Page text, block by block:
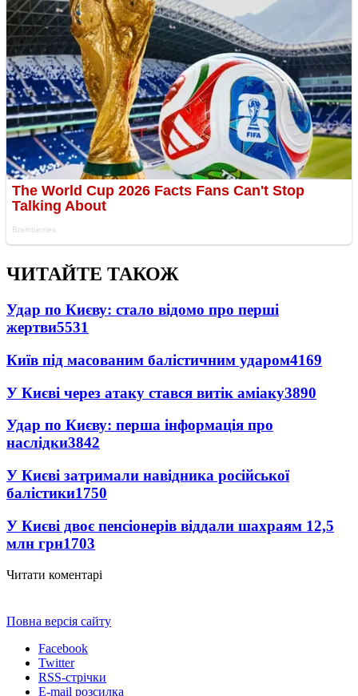
ЧИТАЙТЕ ТАКОЖ
Удар по Києву: стало відомо про перші
жертви5531
Київ під масованим балістичним ударом4169
У Києві через атаку стався витік аміаку3890
Удар по Києву: перша інформація про
наслідки3842
У Києві затримали навідника російської
балістики1750
У Києві двоє пенсіонерів віддали шахраям 12,5
млн грн1703
Читати коментарі
Повна версія сайту
Facebook
Twitter
RSS-стрічки
E-mail розсилка